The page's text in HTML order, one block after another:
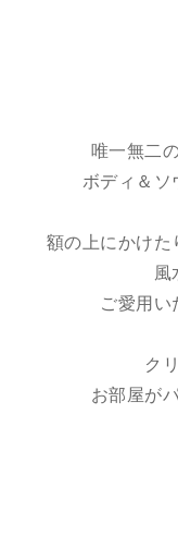
唯一無二
ボディ＆
額の上にかけた
風
ご愛用
ク
お部屋が